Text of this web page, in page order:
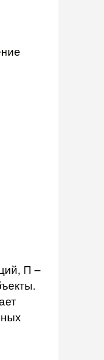
П –